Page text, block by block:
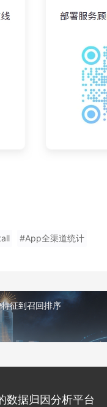
#App全渠道统计
征到召回排序
数据归因分析平台